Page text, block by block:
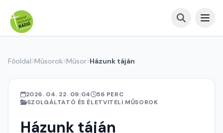
Főoldal Műsorok Műsor Házunk táján
2026. 04. 22. 09:04
56 PERC
SZOLGÁLTATÓ ÉS ÉLETVITELI MŰSOROK
Házunk táján